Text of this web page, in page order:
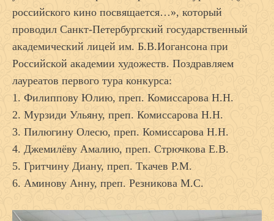
российского кино посвящается…», который
проводил Санкт-Петербургский государственный
академический лицей им. Б.В.Иогансона при
Российской академии художеств. Поздравляем
лауреатов первого тура конкурса:
1. Филиппову Юлию, преп. Комиссарова Н.Н.
2. Мурзиди Ульяну, преп. Комиссарова Н.Н.
3. Пилюгину Олесю, преп. Комиссарова Н.Н.
4. Джемилёву Амалию, преп. Стрючкова Е.В.
5. Гритчину Диану, преп. Ткачев Р.М.
6. Аминову Анну, преп. Резникова М.С.